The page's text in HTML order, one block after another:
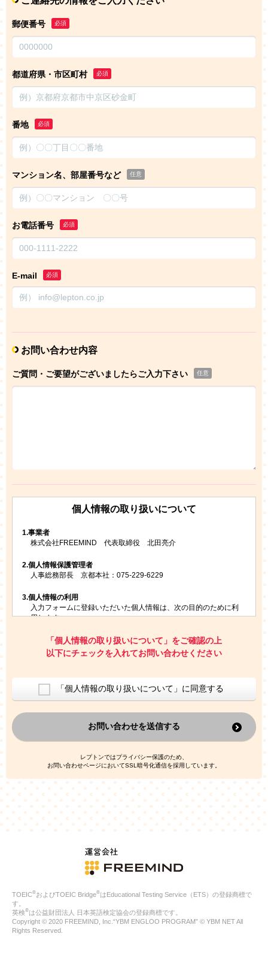
郵便番号 必須
都道府県・市区町村 必須
番地 必須
マンション名、部屋番号など 任意
お電話番号 必須
E-mail 必須
お問い合わせ内容
ご質問・ご要望がございましたらご入力下さい 任意
個人情報の取り扱いについて
1.事業者
株式会社FREEMIND 代表取締役 北田亮介
2.個人情報保護管理者
人事総務部長 京都本社：075-229-6229
3.個人情報の利用
入力フォームに登録いただいた個人情報は、次の目的のために利
用します。
お問い合わせにお答えするため
レプトンのキャンペーンや新商品（新サービス）、新規開講教
室等をご案内するため
ご利用者の個人情報を、本人が特定されないデータに不可逆変
換した上で、広告・宣伝・販売促進活動に役立てること
上記の利用目的のために第三者へ提供すること
なお、この利用目的を超えた個人情報の取扱いは行いません。ま
た、これ以外の目的で個人情報を利用することはありません。
人情報を、本人が特定されないデータに不可逆変換した上で第三
者広告配信事業者においてマッチングを行い、その結果に基づい
て広告を配信することがあります。第三者広告配信事業者が、こ
れらの情報を広告配信以外の目的で利用することはありません。
4.
個人情報の第三者への提供
当社は、次の場合を除き、ご本人の同意なしに個人情報を第三者
に提供することはありません。
ご本人の同意がある場合
法令に基づく場合
人の生命、身体または財産の保護のために必要がある場合であ
公衆衛生の向上または児童の健全な育成の推進のために特に必
合
特定した利用目的の達成に必要な範囲内において、個人情報の
「個人情報の取り扱いについて」をご確認の上
以下にチェックを入れてお問い合わせください
「個人情報の取り扱いについて」に同意する
お問い合わせを送信する
レプトンではプライバシー保護のため、
お問い合わせページにおいてSSL暗号化通信を採用しています。
TOEIC®およびTOEIC Bridge®はEducational Testing Service（ETS）の登録商標で
す。
英検®は公益財団法人 日本英語検定協会の登録商標です。
Copyright © 2020 FREEMIND, Inc.“YBM ENGLOO PROGRAM” © YBM NET All
Rights Reserved.